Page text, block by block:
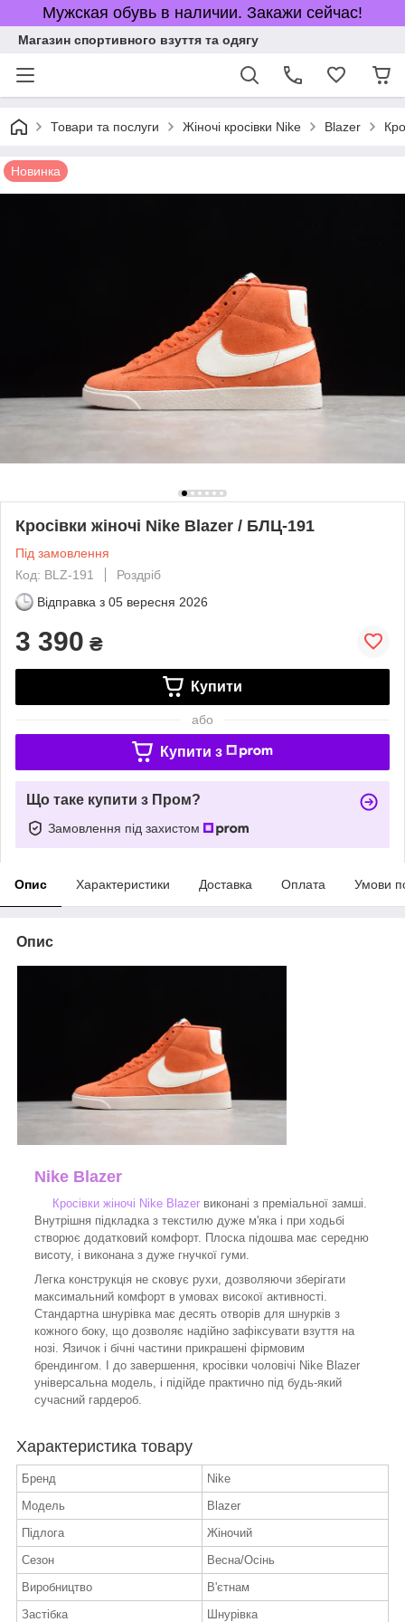
Мужская обувь в наличии. Закажи сейчас!
Магазин спортивного взуття та одягу
Товари та послуги Жіночі кросівки Nike Blazer
Новинка
Кросівки жіночі Nike Blazer / БЛЦ-191
Під замовлення
Код: BLZ-191
Роздріб
Відправка з 05 вересня 2026
3 390 ₴
Купити
або
Купити з
Що таке купити з Пром?
Замовлення під захистом
Опис Характеристики Доставка Оплата Умови
Опис
Nike Blazer
Кросівки жіночі Nike Blazer виконані з преміальної замші.
Внутрішня підкладка з текстилю дуже м'яка і при ходьбі
створює додатковий комфорт. Плоска підошва має середню
висоту, і виконана з дуже гнучкої гуми.
Легка конструкція не сковує рухи, дозволяючи зберігати
максимальний комфорт в умовах високої активності.
Стандартна шнурівка має десять отворів для шнурків з
кожного боку, що дозволяє надійно зафіксувати взуття на
нозі. Язичок і бічні частини прикрашені фірмовим
брендингом. І до завершення, кросівки чоловічі Nike Blazer
універсальна модель, і підійде практично під будь-який
сучасний гардероб.
Характеристика товару
Бренд
Nike
Модель
Blazer
Підлога
Жіночий
Сезон
Весна/Осінь
Виробництво
В'єтнам
Застібка
Шнурівка